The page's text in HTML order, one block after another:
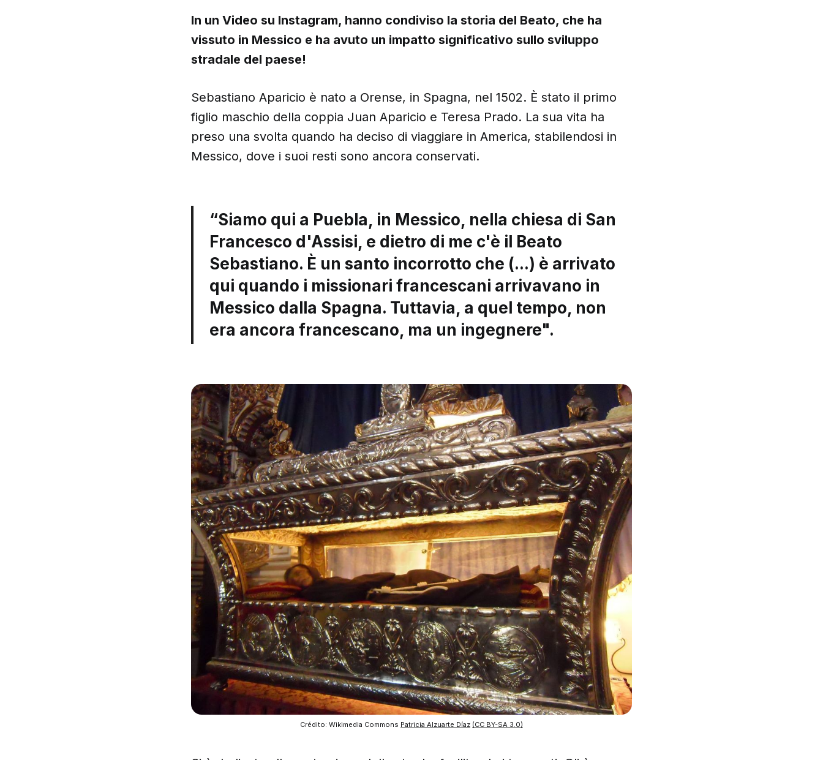
In un Video su Instagram, hanno condiviso la storia del Beato, che ha
vissuto in Messico e ha avuto un impatto significativo sullo sviluppo
stradale del paese!
Sebastiano Aparicio è nato a Orense, in Spagna, nel 1502. È stato il primo
figlio maschio della coppia Juan Aparicio e Teresa Prado. La sua vita ha
preso una svolta quando ha deciso di viaggiare in America, stabilendosi in
Messico, dove i suoi resti sono ancora conservati.
“Siamo qui a Puebla, in Messico, nella chiesa di San
Francesco d'Assisi, e dietro di me c'è il Beato
Sebastiano. È un santo incorrotto che (...) è arrivato
qui quando i missionari francescani arrivavano in
Messico dalla Spagna. Tuttavia, a quel tempo, non
era ancora francescano, ma un ingegnere".
Crédito: Wikimedia Commons Patricia Alzuarte Díaz (CC BY-SA 3.0)